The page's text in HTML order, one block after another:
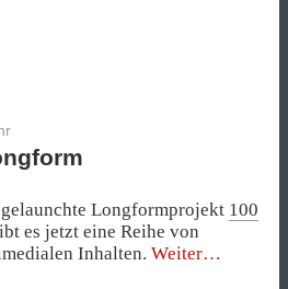
Longformprojekt 100
es jetzt eine Reihe von
Inhalten. Weiter„Shortcuts